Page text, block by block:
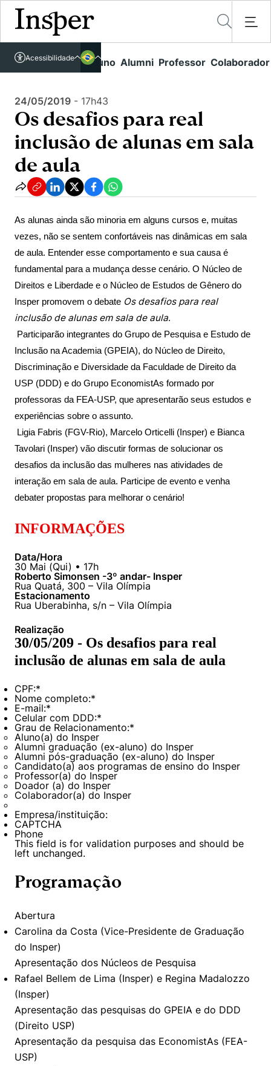
Links rápidos Aluno Alumni Professor Colaborador
Acessibilidade
Acessível em libras
Vestibular
Graduação
Todas as Engenharias
Engenharia de Computação
Engenharia de Produção
Engenharia Mecânica
Engenharia Mecatrônica
Pós-Graduação
Direito
Economia
Finanças
Sustentabilidade
Tecnologia e Dados
Educação Executiva
Busca por Áreas de Conhecimento
Quem Somos
Campus
Internacional
Hub de Inovação e Empreendedorismo
Resolução Eficaz de Problemas
Oportunidade de Negócios
Women in Action
Trabalhe conosco
Sala de Imprensa
Comunidade Transforme
Missão
Projetos Sociais
Pesquisa
Pesquisa no Insper
Centros de Conhecimento
Cátedras
Centro de Dados e IA
Biblioteca Telles
Repositório Institucional
Pesquisa na Graduação
Comitê de Ética em Pesquisa
Conteúdos
Carreiras e Cursos
Newsletters
Youtube
Instagram
Linkedin
Unidades Acadêmicas
Gestão e Economia
Engenharia e Ciência da Computação
Direito
Corpo Docente
Busca por docentes
Áreas de Conhecimento
Prêmios de Excelência
Ensino e aprendizagem
Fale Conosco
Atendimento
Visite o Insper
Ouvidoria
Insper - Home Page\Agenda de Eventos - arquivo \
Os desafios para real inclusão de alunas em sala de aula
24/05/2019 - 17h43
Os desafios para real
inclusão de alunas em sala
de aula
As alunas ainda são minoria em alguns cursos e, muitas
vezes, não se sentem confortáveis nas dinâmicas em sala
de aula. Entender esse comportamento e sua causa é
fundamental para a mudança desse cenário. O Núcleo de
Direitos e Liberdade e o Núcleo de Estudos de Gênero do
Insper promovem o debate Os desafios para real
inclusão de alunas em sala de aula.
Participarão integrantes do Grupo de Pesquisa e Estudo de
Inclusão na Academia (GPEIA), do Núcleo de Direito,
Discriminação e Diversidade da Faculdade de Direito da
USP (DDD) e do Grupo EconomistAs formado por
professoras da FEA-USP, que apresentarão seus estudos e
experiências sobre o assunto.
Ligia Fabris (FGV-Rio), Marcelo Orticelli (Insper) e Bianca
Tavolari (Insper) vão discutir formas de solucionar os
desafios da inclusão das mulheres nas atividades de
interação em sala de aula. Participe de evento e venha
debater propostas para melhorar o cenário!
INFORMAÇÕES
Data/Hora
30 Mai (Qui) • 17h
Roberto Simonsen -3º andar- Insper
Rua Quatá, 300 – Vila Olímpia
Estacionamento
Rua Uberabinha, s/n – Vila Olímpia
Realização
30/05/209 - Os desafios para real
inclusão de alunas em sala de aula
CPF:*
Nome completo:*
E-mail:*
Celular com DDD:*
Grau de Relacionamento:*
Aluno(a) do Insper
Alumni graduação (ex-aluno) do Insper
Alumni pós-graduação (ex-aluno) do Insper
Candidato(a) aos programas de ensino do Insper
Professor(a) do Insper
Doador (a) do Insper
Colaborador(a) do Insper
Empresa/instituição:
CAPTCHA
Phone
This field is for validation purposes and should be
left unchanged.
Programação
Abertura
Carolina da Costa (Vice-Presidente de Graduação
do Insper)
Apresentação dos Núcleos de Pesquisa
Rafael Bellem de Lima (Insper) e Regina Madalozzo
(Insper)
Apresentação das pesquisas do GPEIA e do DDD
(Direito USP)
Apresentação da pesquisa das EconomistAs (FEA-
USP)
Cookies estritamente necessários
Cookies de preferências de usuário